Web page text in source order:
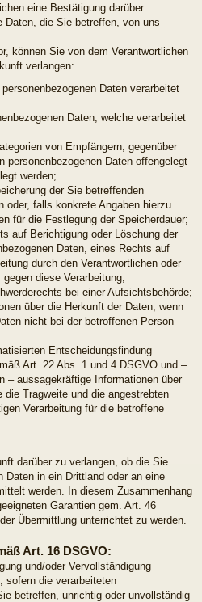
eine Bestätigung darüber
Daten, die Sie betreffen, von uns
können Sie von dem Verantwortlichen
verlangen:
Daten verarbeitet
Daten, welche verarbeitet
von Empfängern, gegenüber
personenbezogenen Daten offengelegt
werden;
der Sie betreffenden
oder, falls konkrete Angaben hierzu
für die Festlegung der Speicherdauer;
auf Berichtigung oder Löschung der
Daten, eines Rechts auf
durch den Verantwortlichen oder
diese Verarbeitung;
bei einer Aufsichtsbehörde;
über die Herkunft der Daten, wenn
nicht bei der betroffenen Person
Entscheidungsfindung
Art. 22 Abs. 1 und 4 DSGVO und –
– aussagekräftige Informationen über
Tragweite und die angestrebten
Verarbeitung für die betroffene
darüber zu verlangen, ob die Sie
Daten in ein Drittland oder an eine
werden. In diesem Zusammenhang
Garantien gem. Art. 46
Übermittlung unterrichtet zu werden.
Art. 16 DSGVO:
und/oder Vervollständigung
sofern die verarbeiteten
betreffen, unrichtig oder unvollständig